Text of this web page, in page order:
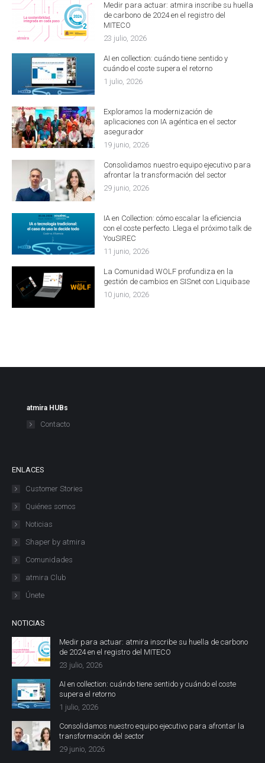
Medir para actuar: atmira inscribe su huella
de carbono de 2024 en el registro del
MITECO
23 julio, 2026
AI en collection: cuándo tiene sentido y
cuándo el coste supera el retorno
1 julio, 2026
Exploramos la modernización de
aplicaciones con IA agéntica en el sector
asegurador
19 junio, 2026
Consolidamos nuestro equipo ejecutivo para
afrontar la transformación del sector
29 junio, 2026
IA en Collection: cómo escalar la eficiencia
con el coste perfecto. Llega el próximo talk de
YouSIREC
11 junio, 2026
La Comunidad WOLF profundiza en la
gestión de cambios en SISnet con Liquibase
10 junio, 2026
atmira HUBs
Contacto
ENLACES
Customer Stories
Quiénes somos
Noticias
Shaper by atmira
Comunidades
atmira Club
Únete
NOTICIAS
Medir para actuar: atmira inscribe su huella de carbono
de 2024 en el registro del MITECO
23 julio, 2026
AI en collection: cuándo tiene sentido y cuándo el coste
supera el retorno
1 julio, 2026
Consolidamos nuestro equipo ejecutivo para afrontar la
transformación del sector
29 junio, 2026